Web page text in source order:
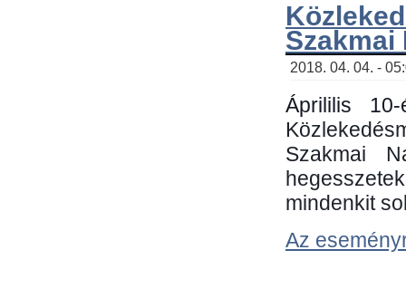
Szakmai
2018. 04. 04. -
Áprililis
Szakmai
mindenkit
Az